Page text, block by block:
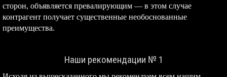
сторон, объявляется превалирующим — в этом случае
контрагент получает существенные необоснованные
преимущества.
Наши рекомендации № 1